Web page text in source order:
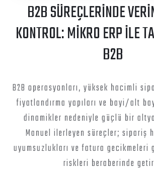
B2B SÜREÇLERİNDE
KONTROL: MİKRO ERP İLE
B2B
B2B operasyonları, yüksek hacimli
fiyatlandırma yapıları ve bayi/alt
dinamikler nedeniyle güçlü bir
Manuel ilerleyen süreçler; sipariş
uyumsuzlukları ve fatura gecikmeleri
riskleri beraberinde